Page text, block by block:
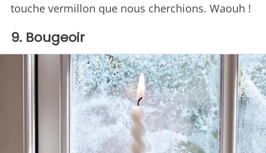
touche vermillon que nous cherchions. Waouh !
9. Bougeoir